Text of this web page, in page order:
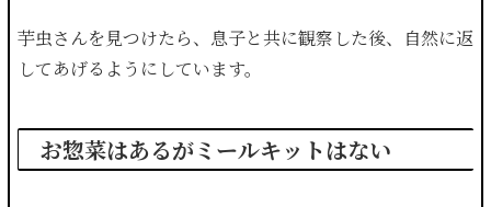
芋虫さんを見つけたら、息子と共に観察した後、自然に返
してあげるようにしています。
お惣菜はあるがミールキットはない